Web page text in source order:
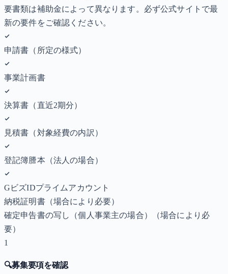
要書類は補助金によって異なります。必ず公式サイトで最
新の要件をご確認ください。
申請書（所定の様式）
事業計画書
決算書（直近2期分）
見積書（対象経費の内訳）
登記簿謄本（法人の場合）
GビズIDプライムアカウント
納税証明書（場合により必要）
確定申告書の写し（個人事業主の場合）
（場合により必
要）
1
🔍募集要項を確認